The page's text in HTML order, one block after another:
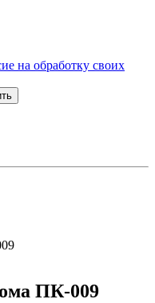
на обработку своих
ПК-009